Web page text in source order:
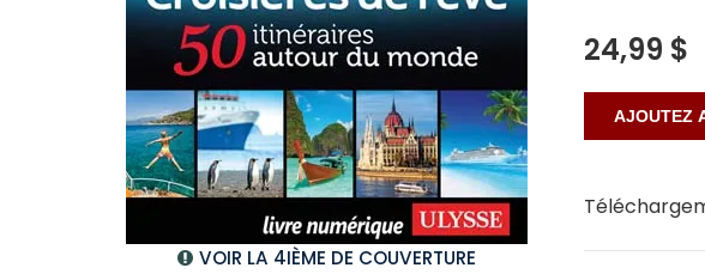
VOIR LA 4IÈME DE COUVERTURE
24,99 $